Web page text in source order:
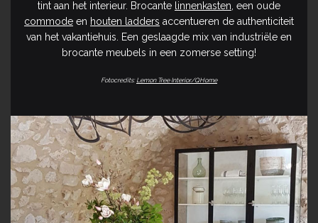
tint aan het interieur. Brocante linnenkasten , een oude
commode en houten ladders accentueren de authenticiteit
van het vakantiehuis. Een geslaagde mix van industriële en
brocante meubels in een zomerse setting!
Fotocredits: Lemon Tree Interior/QHome